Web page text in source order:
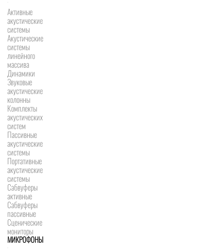
Активные
акустические
системы
Акустические
системы
линейного
массива
Динамики
Звуковые
акустические
колонны
Комплекты
акустических
систем
Пассивные
акустические
системы
Портативные
акустические
системы
Сабвуферы
активные
Сабвуферы
пассивные
Сценические
мониторы
МИКРОФОНЫ